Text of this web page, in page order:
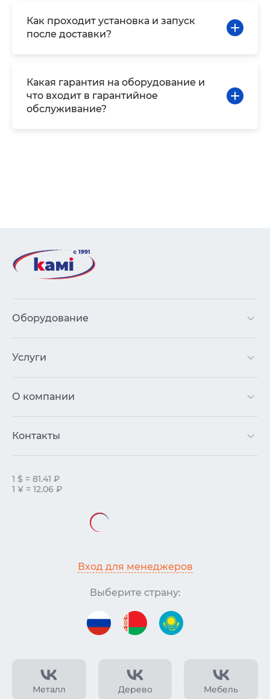
Как проходит установка и запуск
после доставки?
Какая гарантия на оборудование и
что входит в гарантийное
обслуживание?
Металл Дерево Мебель
Оборудование
Услуги
О компании
Контакты
1 $ = 81.41 ₽
1 ¥ = 12.06 ₽
Вход для менеджеров
Выберите страну: